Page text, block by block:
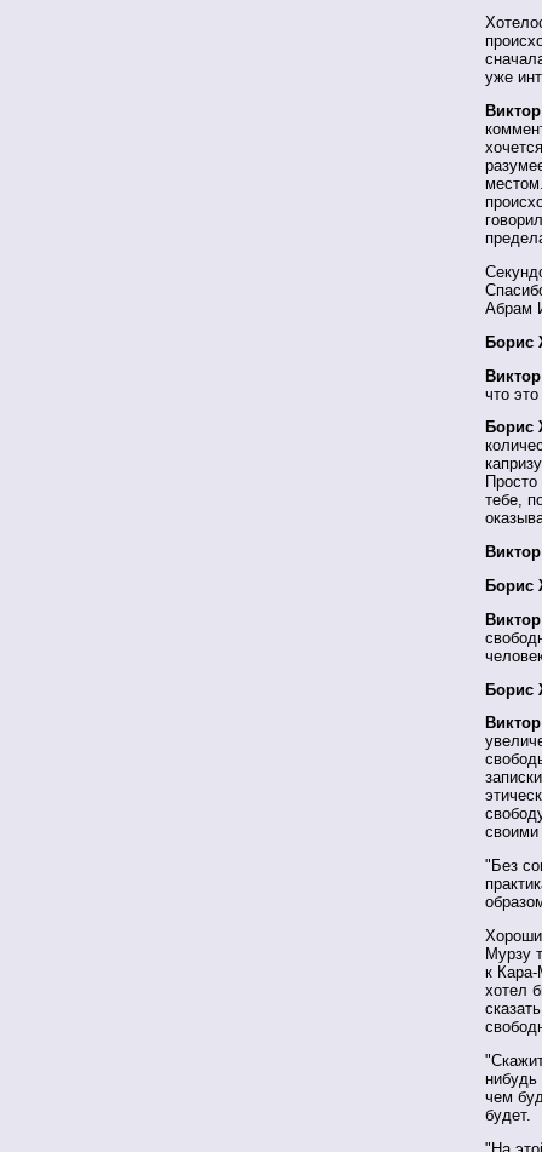
уже
Абрам
Борис
что
Борис
тебе,
Борис
Борис
своими
"Без
Мурзу
к
хотел
чем
будет.